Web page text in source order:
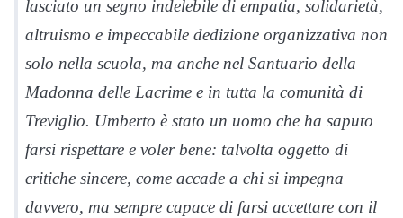
lasciato un segno indelebile di empatia, solidarietà,
altruismo e impeccabile dedizione organizzativa non
solo nella scuola, ma anche nel Santuario della
Madonna delle Lacrime e in tutta la comunità di
Treviglio. Umberto è stato un uomo che ha saputo
farsi rispettare e voler bene: talvolta oggetto di
critiche sincere, come accade a chi si impegna
davvero, ma sempre capace di farsi accettare con il